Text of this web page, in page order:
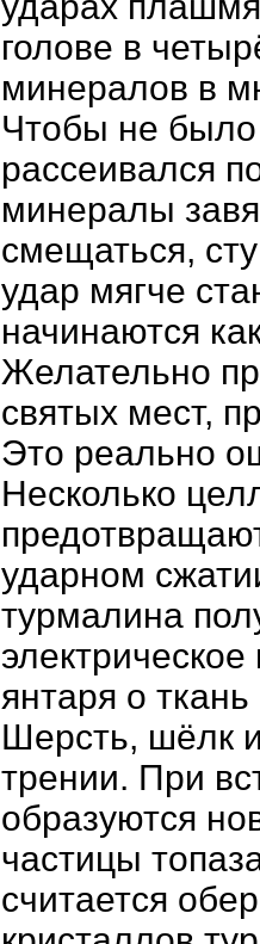
голове в
минералов в
Чтобы не
рассеивался
минералы
смещаться,
удар мягче
начинаются
Желательно
святых мест,
Это реально
Несколько
ударном
турмалина
янтаря о
Шерсть, шёлк
трении. При
образуются
частицы
считается